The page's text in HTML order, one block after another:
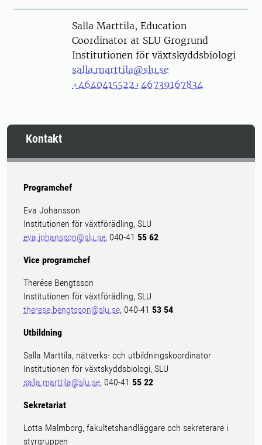
Grogrund - i samverkan mellan
akademi, industri och samhälle.
PersonSalla Marttila, Education
Coordinator at SLU Grogrund
Institutionen för växtskyddsbiologi
salla.marttila@slu.se
+4640415522+46739167834
Kontakt
Programchef
Eva Johansson
Institutionen för växtförädling, SLU
eva.johansson@slu.se, 040-41 55 62
Vice programchef
Therése Bengtsson
Institutionen för växtförädling, SLU
therese.bengtsson@slu.se, 040-41 53 54
Utbildning
Salla Marttila, nätverks- och utbildningskoordinator
Institutionen för växtskyddsbiologi, SLU
salla.marttila@slu.se, 040-41 55 22
Sekretariat
Lotta Malmborg, fakultetshandläggare och sekreterare i
styrgruppen